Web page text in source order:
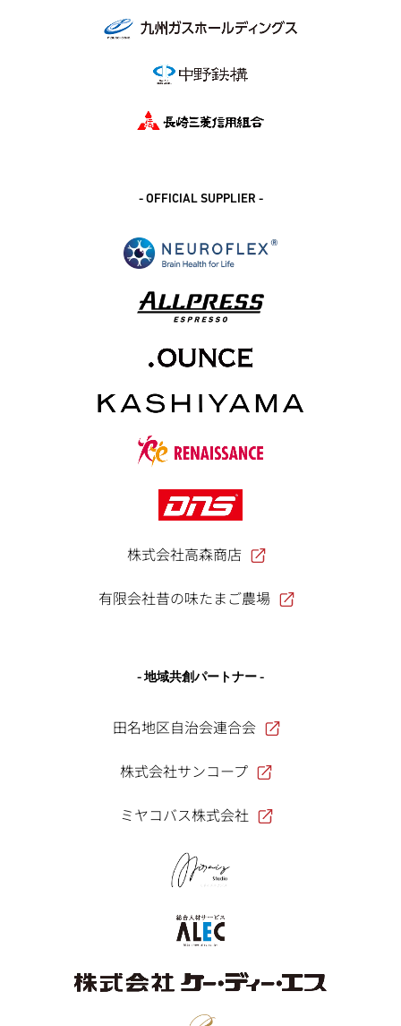
- OFFICIAL SUPPLIER -
株式会社高森商店
有限会社昔の味たまご農場
- 地域共創パートナー -
田名地区自治会連合会
株式会社サンコープ
ミヤコバス株式会社